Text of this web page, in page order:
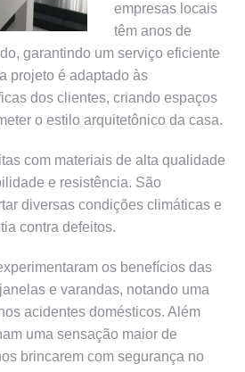
empresas locais
têm anos de
garantindo um serviço eficiente
projeto é adaptado às
dos clientes, criando espaços
o estilo arquitetônico da casa.
com materiais de alta qualidade
e resistência. São
diversas condições climáticas e
contra defeitos.
os benefícios das
e varandas, notando uma
acidentes domésticos. Além
uma sensação maior de
brincarem com segurança no